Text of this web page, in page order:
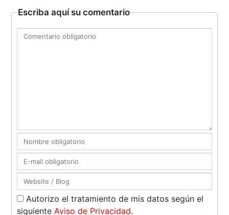
Escriba aquí su comentario
Autorizo el tratamiento de mis datos según el
siguienteAviso de Privacidad.